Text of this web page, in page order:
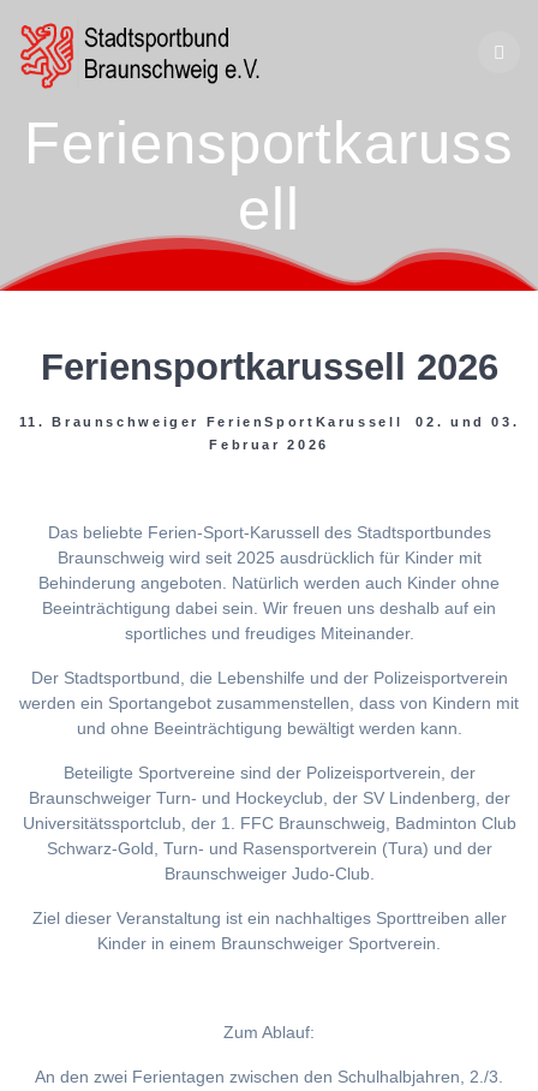
Feriensportkaruss
ell
Feriensportkarussell 2026
11. Braunschweiger FerienSportKarussell 02. und 03.
Februar 2026
Das beliebte Ferien-Sport-Karussell des Stadtsportbundes
Braunschweig wird seit 2025 ausdrücklich für Kinder mit
Behinderung angeboten. Natürlich werden auch Kinder ohne
Beeinträchtigung dabei sein. Wir freuen uns deshalb auf ein
sportliches und freudiges Miteinander.
Der Stadtsportbund, die Lebenshilfe und der Polizeisportverein
werden ein Sportangebot zusammenstellen, dass von Kindern mit
und ohne Beeinträchtigung bewältigt werden kann.
Beteiligte Sportvereine sind der Polizeisportverein, der
Braunschweiger Turn- und Hockeyclub, der SV Lindenberg, der
Universitätssportclub, der 1. FFC Braunschweig, Badminton Club
Schwarz-Gold, Turn- und Rasensportverein (Tura) und der
Braunschweiger Judo-Club.
Ziel dieser Veranstaltung ist ein nachhaltiges Sporttreiben aller
Kinder in einem Braunschweiger Sportverein.
Zum Ablauf:
An den zwei Ferientagen zwischen den Schulhalbjahren, 2./3.